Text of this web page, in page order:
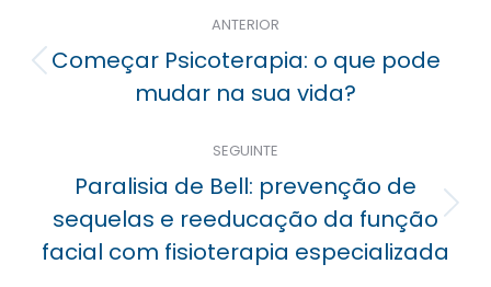
posterior
ANTERIOR
Previous
post:
Começar Psicoterapia: o que pode
mudar na sua vida?
SEGUINTE
Próximo
post:
Paralisia de Bell: prevenção de
sequelas e reeducação da função
facial com fisioterapia especializada